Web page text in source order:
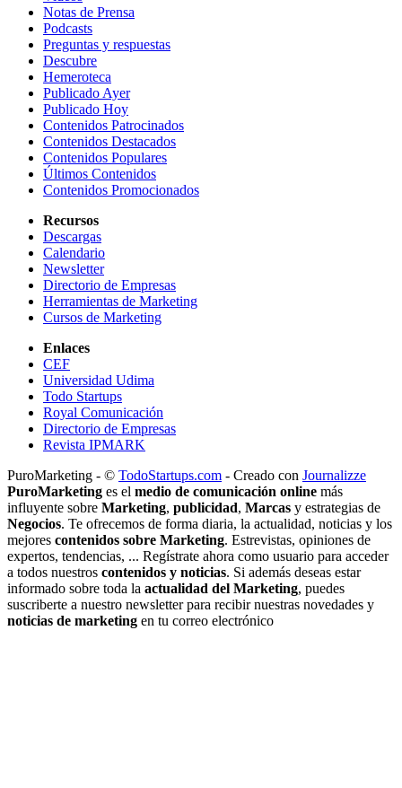
Notas de Prensa
Podcasts
Preguntas y respuestas
Descubre
Hemeroteca
Publicado Ayer
Publicado Hoy
Contenidos Patrocinados
Contenidos Destacados
Contenidos Populares
Últimos Contenidos
Contenidos Promocionados
Recursos
Descargas
Calendario
Newsletter
Directorio de Empresas
Herramientas de Marketing
Cursos de Marketing
Enlaces
CEF
Universidad Udima
Todo Startups
Royal Comunicación
Directorio de Empresas
Revista IPMARK
PuroMarketing - © TodoStartups.com - Creado con Journalizze
PuroMarketing es el medio de comunicación online más
influyente sobre Marketing, publicidad, Marcas y estrategias de
Negocios. Te ofrecemos de forma diaria, la actualidad, noticias y los
mejores contenidos sobre Marketing. Estrevistas, opiniones de
expertos, tendencias, ... Regístrate ahora como usuario para acceder
a todos nuestros contenidos y noticias. Si además deseas estar
informado sobre toda la actualidad del Marketing, puedes
suscriberte a nuestro newsletter para recibir nuestras novedades y
noticias de marketing en tu correo electrónico